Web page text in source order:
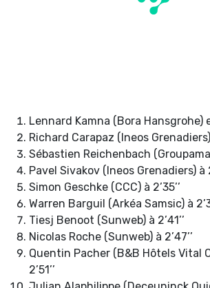
Lennard Kamna (Bora Hansgrohe)
Richard Carapaz (Ineos Grenadiers)
Sébastien Reichenbach (Groupama-
Pavel Sivakov (Ineos Grenadiers) à
Simon Geschke (CCC) à 2’35’’
Warren Barguil (Arkéa Samsic) à
Tiesj Benoot (Sunweb) à 2’41’’
Nicolas Roche (Sunweb) à 2’47’’
Quentin Pacher (B&B Hôtels Vital
2’51’’